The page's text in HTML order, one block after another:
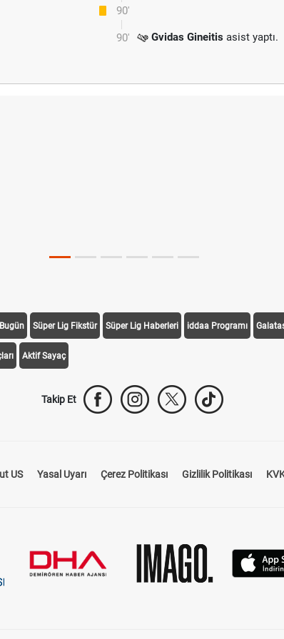
90'
90' Gvidas Gineitis asist yaptı.
Süper Lig Fikstür Süper Lig Haberleri iddaa Programı
Aktif Sayaç
Takip Et
US Yasal Uyarı Çerez Politikası Gizlilik Politikası